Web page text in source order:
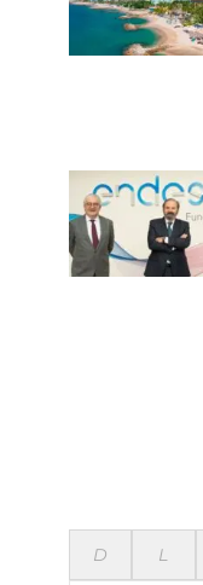
D L